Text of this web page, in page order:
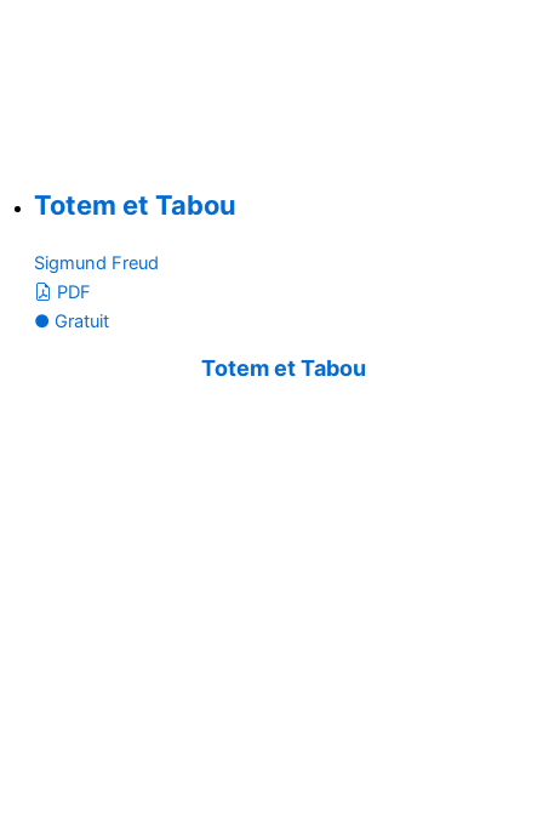
Totem et Tabou
Sigmund Freud
PDF
● Gratuit
Totem et Tabou